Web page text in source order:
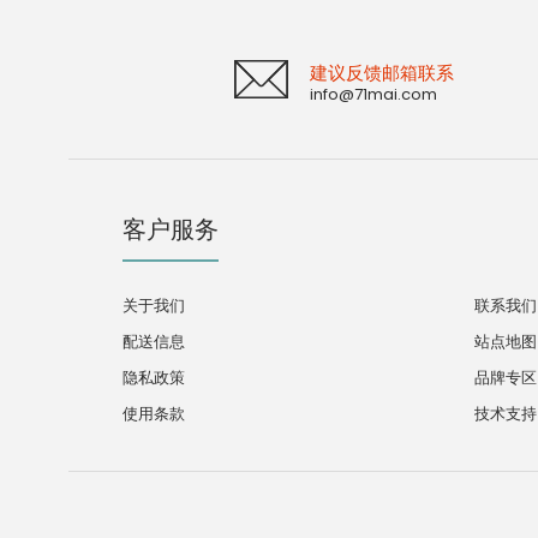
建议反馈邮箱联系
info@71mai.com
客户服务
关于我们
配送信息
隐私政策
使用条款
联系我们
站点地图
品牌专区
技术支持